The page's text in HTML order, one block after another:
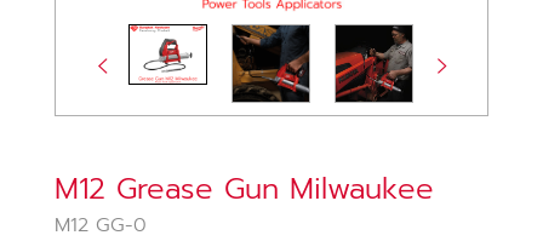
M12 Grease Gun Milwaukee
M12 GG-0